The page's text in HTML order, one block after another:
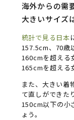
海外からの需
大きいサイズ
統計で見る日本
157.5cm、70歳
160cmを超える
165cmを超える
また、大きい着
て直しができた
150cm以下の小
ょう。